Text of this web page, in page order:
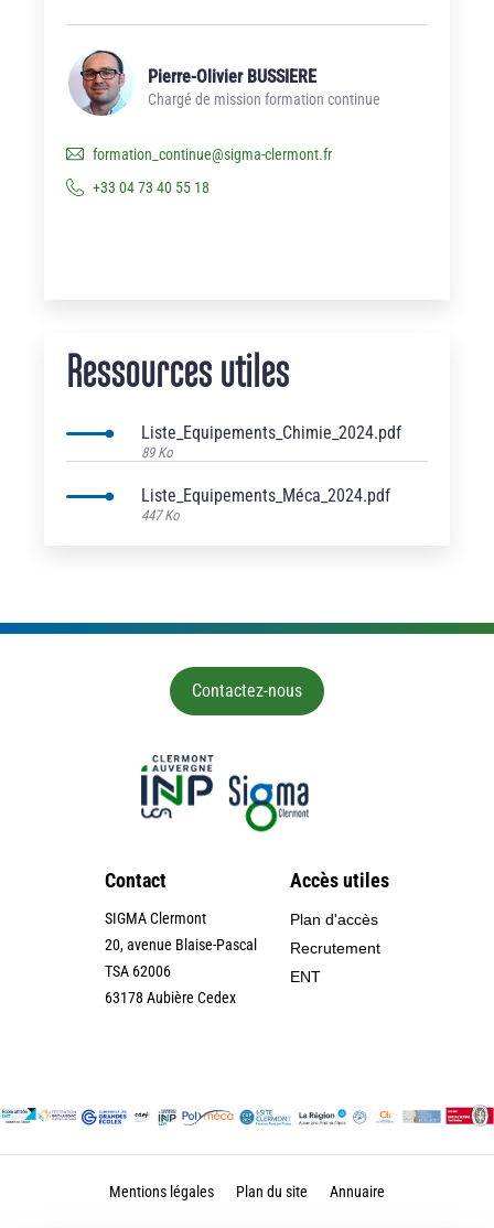
Pierre-Olivier BUSSIERE
Chargé de mission formation continue
formation_continue@sigma-clermont.fr
+33 04 73 40 55 18
Ressources utiles
Liste_Equipements_Chimie_2024.pdf
89 Ko
Liste_Equipements_Méca_2024.pdf
447 Ko
Contactez-nous
Contact
SIGMA Clermont
20, avenue Blaise-Pascal
TSA 62006
63178 Aubière Cedex
Accès utiles
Plan d'accès
Recrutement
ENT
Mentions légales Plan du site Annuaire